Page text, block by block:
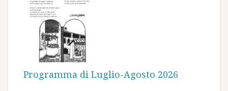
Programma di Luglio-Agosto 2026